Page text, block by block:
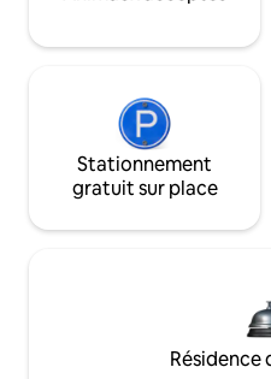
Stationnement
gratuit sur place
Résidence